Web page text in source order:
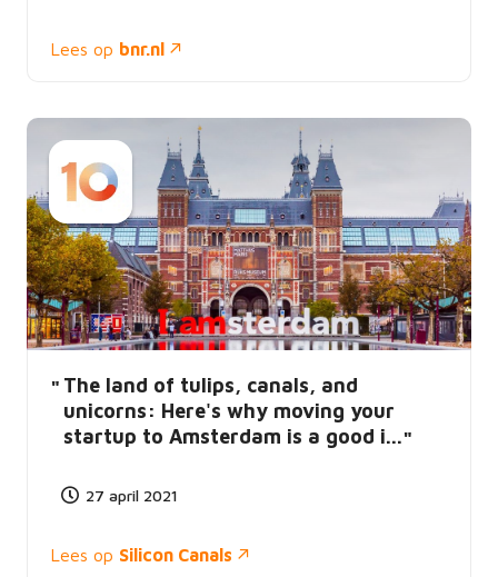
Lees op bnr.nl
The land of tulips, canals, and
unicorns: Here's why moving your
startup to Amsterdam is a good i...
27 april 2021
Lees op Silicon Canals